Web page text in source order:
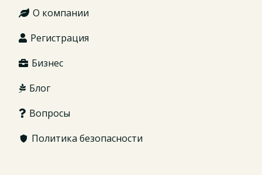
О компании
Регистрация
Бизнес
Блог
Вопросы
Политика безопасности